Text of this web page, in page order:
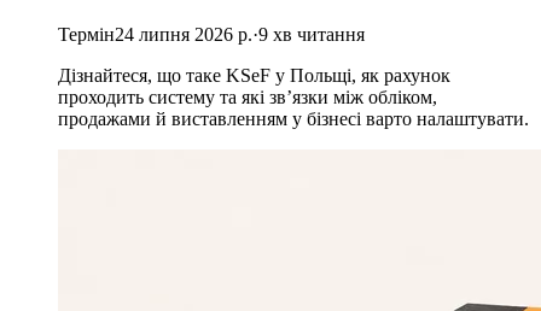
Термін24 липня 2026 р.·9 хв читання
Дізнайтеся, що таке KSeF у Польщі, як рахунок
проходить систему та які зв’язки між обліком,
продажами й виставленням у бізнесі варто налаштувати.